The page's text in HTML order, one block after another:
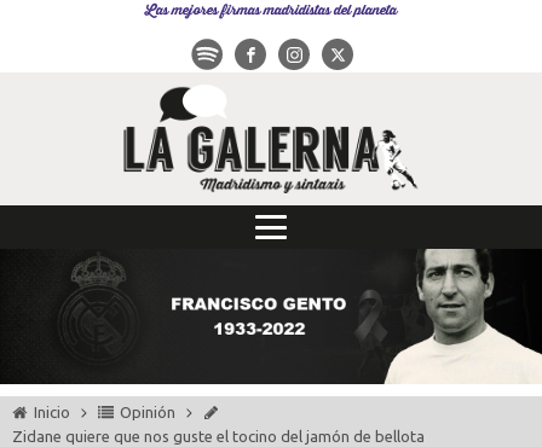
Las mejores firmas madridistas del planeta
Inicio
Opinión
Zidane quiere que nos guste el tocino del jamón de bellota